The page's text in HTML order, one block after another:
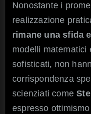
Nonostante i
realizzazione
rimane una sfida
modelli matematici
sofisticati, non
corrispondenza
scienziati come
espresso